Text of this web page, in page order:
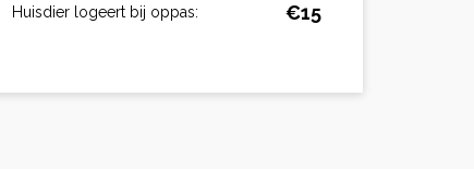
Huisdier logeert bij oppas: €15